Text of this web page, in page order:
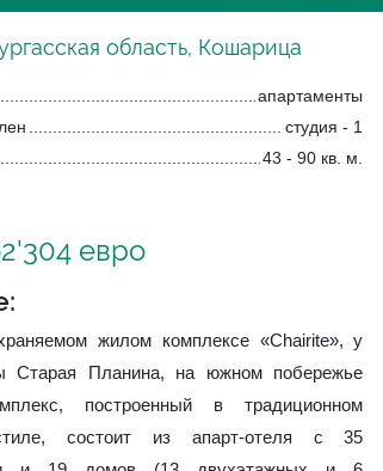
область, Кошарица
апартаменты
студия - 1
43 - 90 кв. м.
евро
жилом комплексе «Chairite», у
Старая Планина, на южном побережье
построенный в традиционном
состоит из апарт-отеля с 35